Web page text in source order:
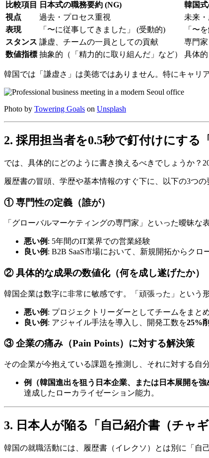
比較項目 日本式の職務要約 (NG)
韓国
視点
過去・プロセス重視
未来
表現
「〜に従事してきました」 (受動的)
「〜
スタンス 謙虚、チームの一員としての貢献
専門
数値指標 抽象的（「精力的に取り組んだ」など） 具体的
韓国では「謙虚さ」は美徳ではありません。特にキャリ
Photo by Towering Goals on Unsplash
2. 採用担当者を0.5秒で釘付けにする
では、具体的にどのように書き換えるべきでしょうか？
履歴書の冒頭、学歴や基本情報のすぐ下に、以下の3つ
① 専門性の定義（誰が）
「グローバルマーケティングの専門家」といった曖昧な
悪い例 : 5年間のIT業界での営業経験
良い例 : B2B SaaS市場において、新規開拓からク
② 具体的な成果の数値化（何を成し遂げたか）
韓国企業は数字に非常に敏感です。「頑張った」という
悪い例 : プロジェクトリーダーとしてチームをまと
良い例 : アジャイル手法を導入し、開発工数を​25%
③ 企業の痛み（Pain Points）に対する解決策
その企業が今抱えている課題を推測し、それに対する自
例（韓国進出を狙う日本企業、または日本展開を強
達成したローカライゼーション能力。
3. 日本人が陥る「自己紹介書（チャ
韓国の就職活動には、履歴書（イレクソ）とは別に「自